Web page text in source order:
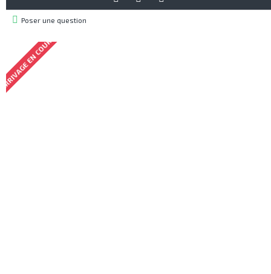
Poser une question
EN COURS